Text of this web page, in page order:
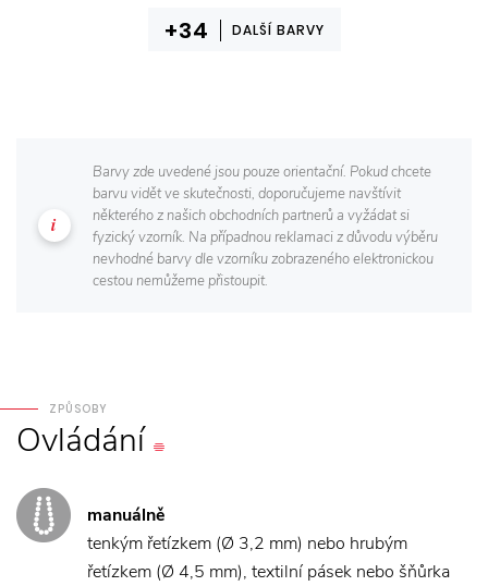
DALŠÍ BARVY
Barvy zde uvedené jsou pouze orientační. Pokud chcete
barvu vidět ve skutečnosti, doporučujeme navštívit
některého z našich obchodních partnerů a vyžádat si
fyzický vzorník. Na případnou reklamaci z důvodu výběru
nevhodné barvy dle vzorníku zobrazeného elektronickou
cestou nemůžeme přistoupit.
ZPŮSOBY
Ovládání
manuálně
tenkým řetízkem (Ø 3,2 mm) nebo hrubým
řetízkem (Ø 4,5 mm), textilní pásek nebo šňůrka